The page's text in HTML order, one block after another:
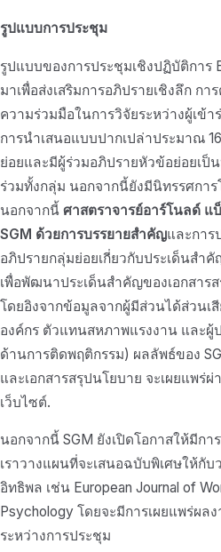
รูปแบบการประชุม
รูปแบบของการประชุมเชิงปฏิบัติการ
มาเพื่อส่งเสริมการอภิปรายเชิงลึก กา
ความร่วมมือในการวิจัยระหว่างผู้เข้
การนำเสนอแบบปากเปล่าประมาณ
ย่อยและมีผู้ร่วมอภิปรายหัวข้อย่อยเป็
ร่วมทั้งกลุ่ม นอกจากนี้ยังมีนิทรรศการ
นอกจากนี้ ศาสตราจารย์อาร์โนลด์ แ
SGM ด้วยการบรรยายสำคัญและการ
อภิปรายกลุ่มย่อยเกี่ยวกับประเด็นสำ
เพื่อพัฒนาประเด็นสำคัญของเอกสาร
โดยอิงจากข้อมูลจากผู้มีส่วนได้ส่วนเ
องค์กร ตัวแทนสหภาพแรงงาน และ
ด้านการติดพฤติกรรม) ผลลัพธ์ของ
และเอกสารสรุปนโยบาย จะเผยแพร่ผ่
เว็บไซต์.
นอกจากนี้ SGM ยังเปิดโอกาสให้มีกา
เราวางแผนที่จะเสนอฉบับพิเศษให้กั
อิทธิพล เช่น European Journal of
Psychology โดยจะมีการเผยแพร่ผ
ระหว่างการประชุม